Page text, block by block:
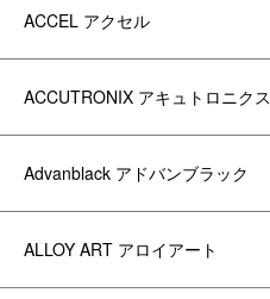
ACCEL アクセル
ACCUTRONIX アキュトロニクス
Advanblack アドバンブラック
ALLOY ART アロイアート